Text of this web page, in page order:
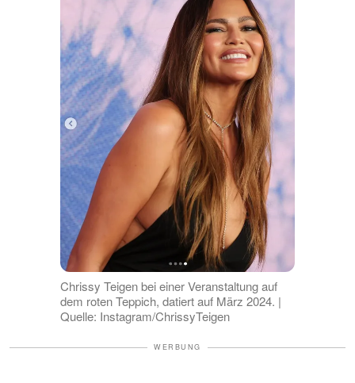
Chrissy Teigen bei einer Veranstaltung auf
dem roten Teppich, datiert auf März 2024. |
Quelle: Instagram/ChrissyTeigen
WERBUNG